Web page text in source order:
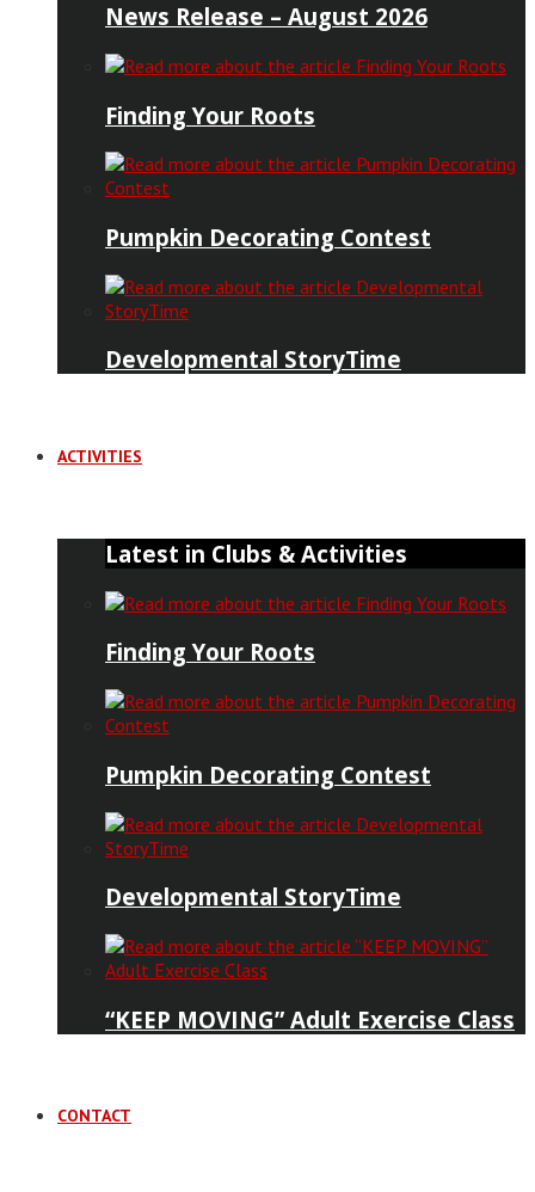
News Release – August 2026
Finding Your Roots
Pumpkin Decorating Contest
Developmental StoryTime
ACTIVITIES
Latest in Clubs & Activities
Finding Your Roots
Pumpkin Decorating Contest
Developmental StoryTime
“KEEP MOVING” Adult Exercise Class
CONTACT